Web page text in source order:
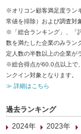
※オリコン顧客満足度ラン
常値を排除）および調査対
※「総合ランキング」、「
数を満たした企業のみラン
定人数の半数以上の企業が
※総合得点が60.0点以上で
ンクイン対象となります。
≫ 詳細はこちら
過去ランキング
2024年
2023年